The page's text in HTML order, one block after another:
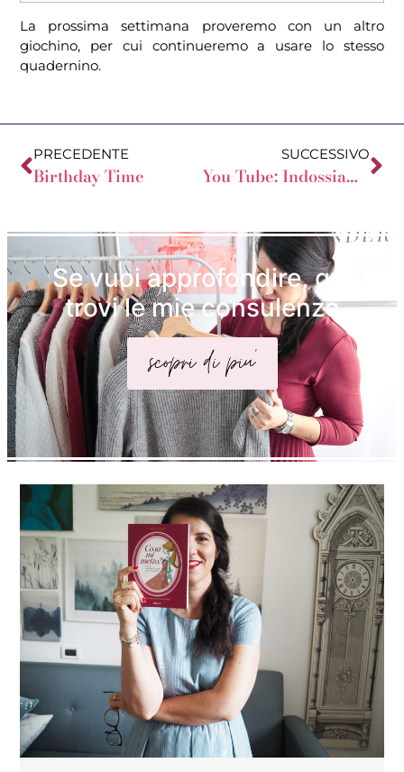
La prossima settimana proveremo con un altro
giochino, per cui continueremo a usare lo stesso
quadernino.
PRECEDENTE
Birthday Time
SUCCESSIVO
You Tube: Indossiamo gli abiti più spesso
Se vuoi approfondire, qui
trovi le mie consulenze
scopri di piu'